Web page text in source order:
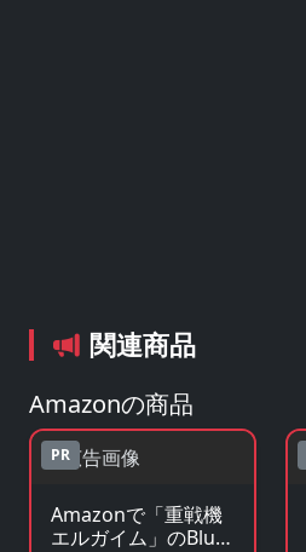
関連商品
Amazonの商品
PR
Amazonで「重戦機
エルガイム」のBlu-